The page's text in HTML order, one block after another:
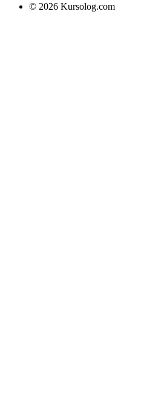
© 2026 Kursolog.com